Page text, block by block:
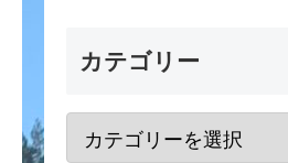
カテゴリー